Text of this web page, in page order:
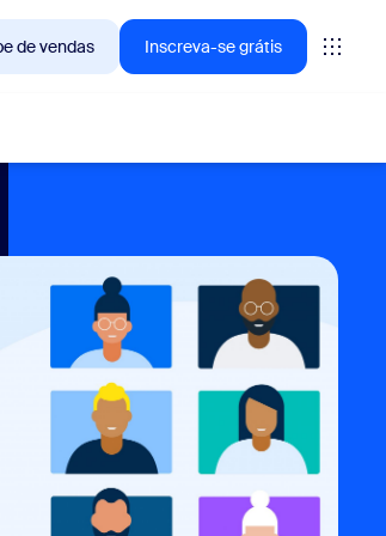
de vendas Inscreva-se grátis
Zoom estão buscando no